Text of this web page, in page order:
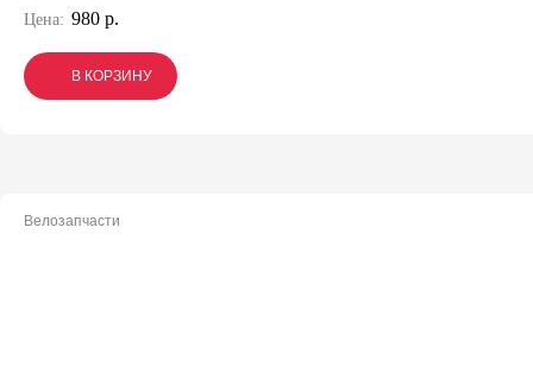
Цена: 980 р.
В КОРЗИНУ
В КОРЗИНУ
В КОРЗИНУ
Велозапчасти